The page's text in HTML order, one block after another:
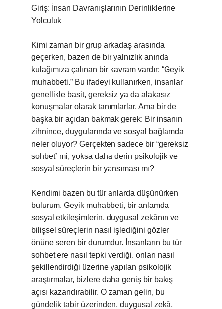
Giriş: İnsan Davranışlarının Derinliklerine
Yolculuk
Kimi zaman bir grup arkadaş arasında
geçerken, bazen de bir yalnızlık anında
kulağımıza çalınan bir kavram vardır: “Geyik
muhabbeti.” Bu ifadeyi kullanırken, insanlar
genellikle basit, gereksiz ya da alakasız
konuşmalar olarak tanımlarlar. Ama bir de
başka bir açıdan bakmak gerek: Bir insanın
zihninde, duygularında ve sosyal bağlamda
neler oluyor? Gerçekten sadece bir “gereksiz
sohbet” mi, yoksa daha derin psikolojik ve
sosyal süreçlerin bir yansıması mı?
Kendimi bazen bu tür anlarda düşünürken
bulurum. Geyik muhabbeti, bir anlamda
sosyal etkileşimlerin, duygusal zekânın ve
bilişsel süreçlerin nasıl işlediğini gözler
önüne seren bir durumdur. İnsanların bu tür
sohbetlere nasıl tepki verdiği, onları nasıl
şekillendirdiği üzerine yapılan psikolojik
araştırmalar, bizlere daha geniş bir bakış
açısı kazandırabilir. O zaman gelin, bu
gündelik tabir üzerinden, duygusal zekâ,